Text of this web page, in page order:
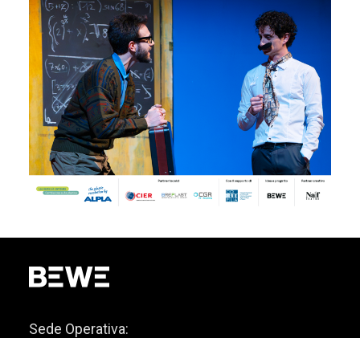
Sede Operativa: